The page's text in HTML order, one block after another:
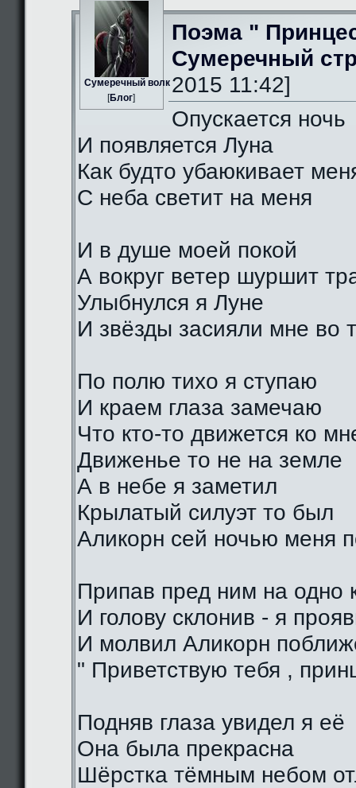
Сумеречный волк
[Блог]
Поэма "
Сумеречный
2015 11:42]
Опускается ночь
И появляется Луна
Как будто убаюкивает
С неба светит на меня
И в душе моей покой
А вокруг ветер шуршит
Улыбнулся я Луне
И звёзды засияли мне во
По полю тихо я ступаю
И краем глаза замечаю
Что кто-то движется ко
Движенье то не на земле
А в небе я заметил
Крылатый силуэт то был
Аликорн сей ночью меня
Припав пред ним на одно
И голову склонив - я
И молвил Аликорн
" Приветствую тебя ,
Подняв глаза увидел я её
Она была прекрасна
Шёрстка тёмным небом